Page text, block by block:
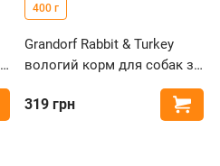
Купити
400 г
Grandorf Rabbit & Turkey
вологий корм для собак з
індичкою
319 грн